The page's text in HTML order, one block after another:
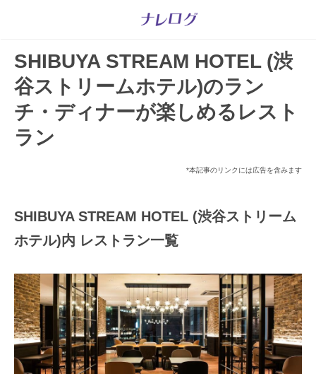
SHIBUYA STREAM HOTEL (渋
谷ストリームホテル)のラン
チ・ディナーが楽しめるレスト
ラン
*本記事のリンクには広告を含みます
SHIBUYA STREAM HOTEL (渋谷ストリーム
ホテル)内 レストラン一覧